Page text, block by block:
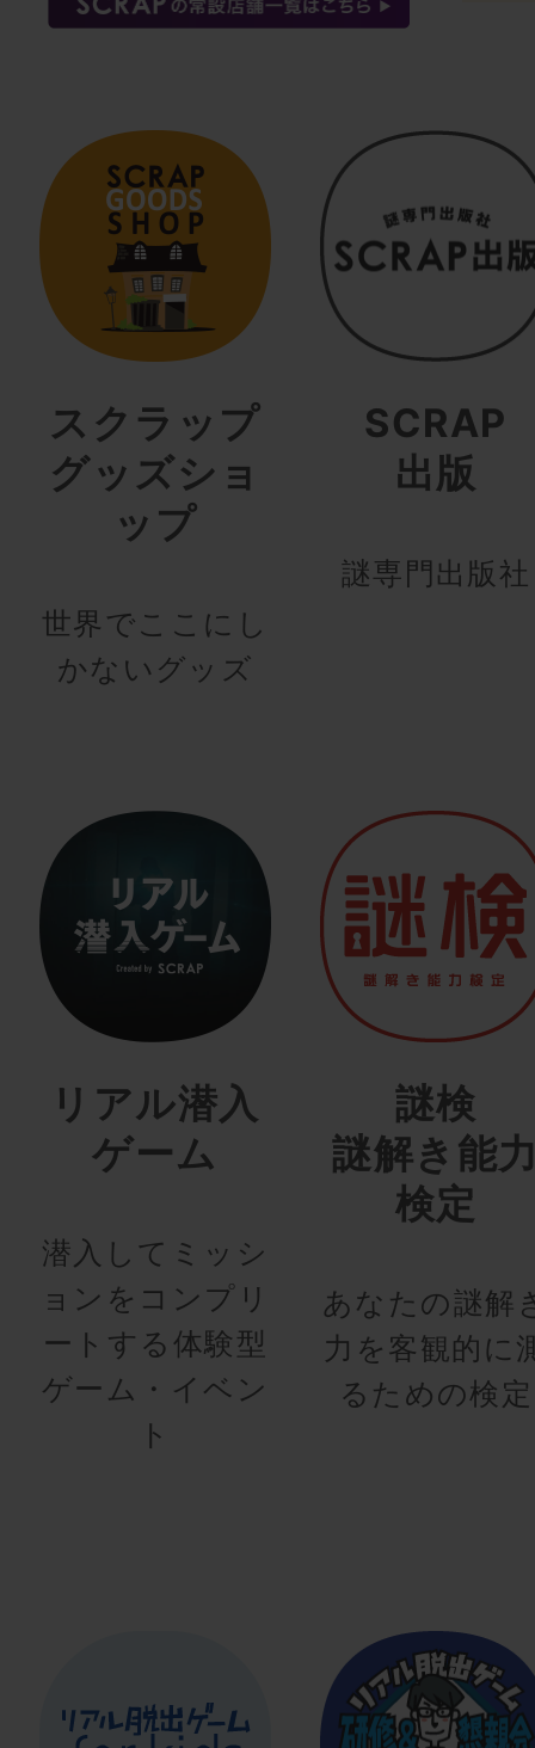
スクラップ
グッズショ
ップ
世界でここにし
かないグッズ
SCRAP
出版
謎専門出版社
リアル潜入
ゲーム
潜入してミッシ
ョンをコンプリ
ートする体験型
ゲーム・イベン
ト
謎検
謎解き能
検定
あなたの謎解
力を客観的に
るための検定